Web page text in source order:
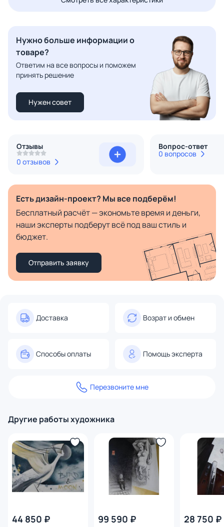
Нужно больше информации о
товаре?
Ответим на все вопросы и поможем
принять решение
Нужен совет
Отзывы
0 отзывов
Вопрос-ответ
0 вопросов
Есть дизайн-проект? Мы все подберём!
Бесплатный расчёт — экономьте время и деньги,
наши эксперты подберут всё под ваш стиль и
бюджет.
Отправить заявку
Доставка Возрат и обмен
Способы оплаты Помощь эксперта
Перезвоните мне
Другие работы художника
44 850 ₽ 99 590 ₽ 28 750 ₽